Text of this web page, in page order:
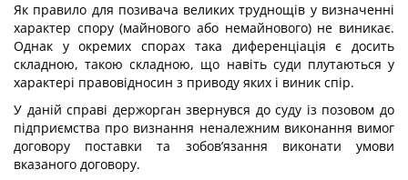
Як правило для позивача великих труднощів у визначенні
характер спору (майнового або немайнового) не виникає.
Однак у окремих спорах така диференціація є досить
складною, такою складною, що навіть суди плутаються у
характері правовідносин з приводу яких і виник спір.
У даній справі держорган звернувся до суду із позовом до
підприємства про визнання неналежним виконання вимог
договору поставки та зобов’язання виконати умови
вказаного договору.